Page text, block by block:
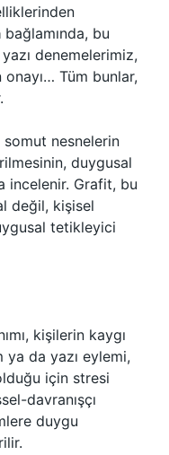
bağlamında, bu
denemelerimiz,
Tüm bunlar,
somut nesnelerin
duygusal
incelenir. Grafit, bu
değil, kişisel
tetikleyici
kişilerin kaygı
da yazı eylemi,
için stresi
davranışçı
duygu